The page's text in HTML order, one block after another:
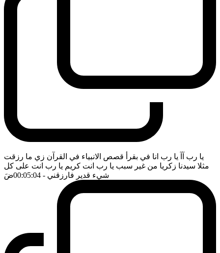
يا رب آآ يا رب انا في بقرأ قصص الانبياء في القرآن زي ما رزقت
مثلا سيدنا زكريا من غير سبب يا رب انت كريم يا رب انت على كل
شيء قدير فارزقني - 00:05:04 ضَ